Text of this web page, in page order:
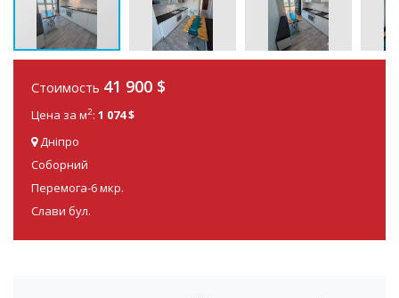
Стоимость 41 900 $
Цена за м2: 1 074 $
Дніпро
Соборний
Перемога-6 мкр.
Слави бул.